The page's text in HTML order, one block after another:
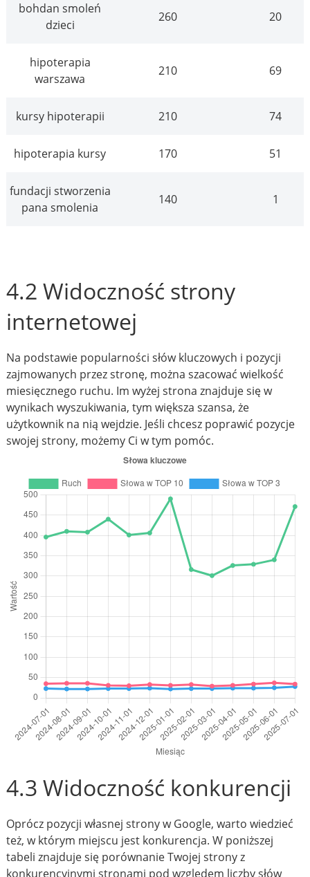
bohdan smoleń
dzieci
260 20
hipoterapia
warszawa
210 69
kursy hipoterapii 210 74
hipoterapia kursy 170 51
fundacji stworzenia
pana smolenia
140 1
4.2 Widoczność strony
internetowej
Na podstawie popularności słów kluczowych i pozycji
zajmowanych przez stronę, można szacować wielkość
miesięcznego ruchu. Im wyżej strona znajduje się w
wynikach wyszukiwania, tym większa szansa, że
użytkownik na nią wejdzie. Jeśli chcesz poprawić pozycje
swojej strony, możemy Ci w tym pomóc.
4.3 Widoczność konkurencji
Oprócz pozycji własnej strony w Google, warto wiedzieć
też, w którym miejscu jest konkurencja. W poniższej
tabeli znajduje się porównanie Twojej strony z
konkurencyjnymi stronami pod względem liczby słów